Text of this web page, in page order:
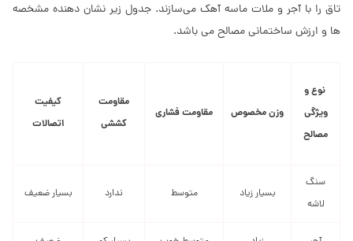
تاق را با آجر و ملات ماسه آهک می‌سازند. جدول زیر نشان دهنده مشخصه
ها و ارزش ساختمانی مصالح می باشد.
نوع و
ویژگی
مصالح
وزن مخصوص مقاومت فشاری
مقاومت
کششی
کیفیت
اتصالات
سنگ
لاشه
بسیار زیاد متوسط ندارد بسیار ضعیف